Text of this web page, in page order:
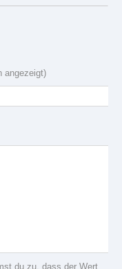
angezeigt)
du zu, dass der Wert